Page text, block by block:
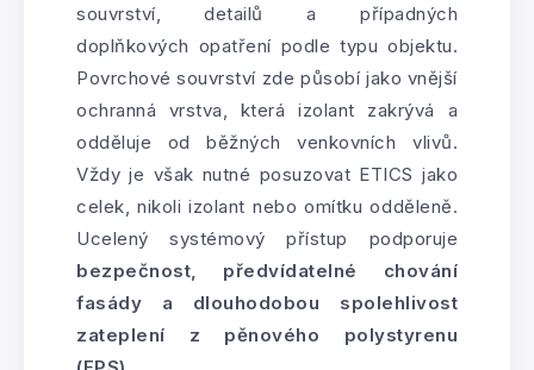
souvrství, detailů a případných
doplňkových opatření podle typu objektu.
Povrchové souvrství zde působí jako vnější
ochranná vrstva, která izolant zakrývá a
odděluje od běžných venkovních vlivů.
Vždy je však nutné posuzovat ETICS jako
celek, nikoli izolant nebo omítku odděleně.
Ucelený systémový přístup podporuje
bezpečnost, předvídatelné chování
fasády a dlouhodobou spolehlivost
zateplení z pěnového polystyrenu